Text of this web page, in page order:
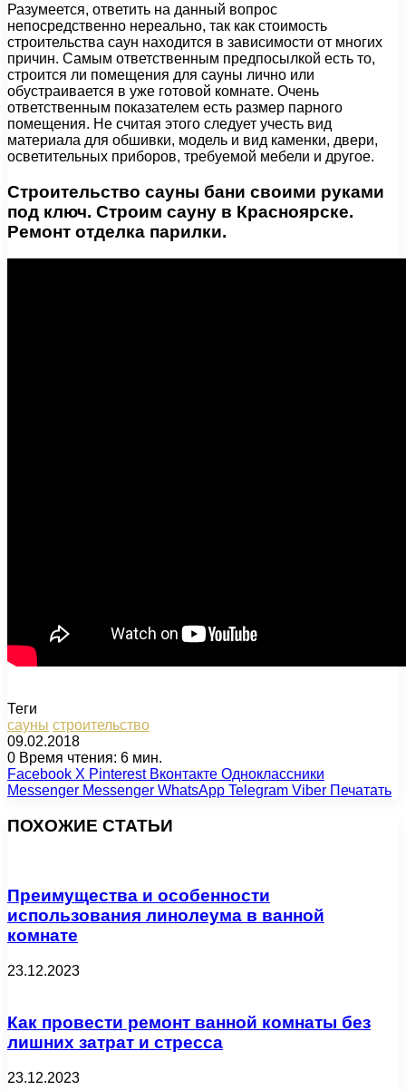
Разумеется, ответить на данный вопрос
непосредственно нереально, так как стоимость
строительства саун находится в зависимости от многих
причин. Самым ответственным предпосылкой есть то,
строится ли помещения для сауны лично или
обустраивается в уже готовой комнате. Очень
ответственным показателем есть размер парного
помещения. Не считая этого следует учесть вид
материала для обшивки, модель и вид каменки, двери,
осветительных приборов, требуемой мебели и другое.
Строительство сауны бани своими руками
под ключ. Строим сауну в Красноярске.
Ремонт отделка парилки.
Теги
сауны строительство
09.02.2018
0 Время чтения: 6 мин.
Facebook X Pinterest Вконтакте Одноклассники
Messenger Messenger WhatsApp Telegram Viber Печатать
ПОХОЖИЕ СТАТЬИ
Преимущества и особенности
использования линолеума в ванной
комнате
23.12.2023
Как провести ремонт ванной комнаты без
лишних затрат и стресса
23.12.2023